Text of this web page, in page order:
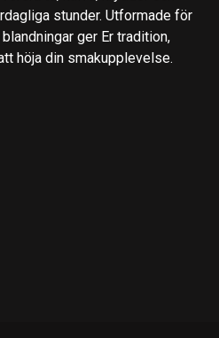
stunder. Utformade för
ger Er tradition,
höja din smakupplevelse.